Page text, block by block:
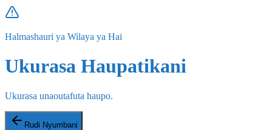
Halmashauri ya Wilaya ya Hai
Ukurasa Haupatikani
Ukurasa unaoutafuta haupo.
Rudi Nyumbani